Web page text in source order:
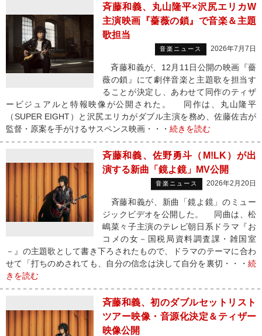
斉藤和義、丸山隆平×沢尻エリカW
主演映画『薔薇の鎖』で音楽＆主題
歌担当
音楽ニュース 2026年7月7日
斉藤和義が、12月11日公開の映画『薔
薇の鎖』にて劇伴音楽と主題歌を担当す
ることが決定し、あわせて同作のティザ
ービジュアルと特報映像が公開された。 同作は、丸山隆平
（SUPER EIGHT）と沢尻エリカがダブル主演を務め、佐藤佐吉が
監督・原案を手がけるサスペンス映画・・・ 続きを読む
斉藤和義、佐野勇斗（M!LK）が出
演する新曲「鏡よ鏡」MV公開
音楽ニュース 2026年2月20日
斉藤和義が、新曲「鏡よ鏡」のミュー
ジックビデオを公開した。 同曲は、松
嶋菜々子主演のテレビ朝日系ドラマ『お
コメの女－国税局資料調査課・雑国室
－』の主題歌として書き下ろされたもので、ドラマのテーマに合わ
せて「打ちのめされても、自分の信念は決して自分を裏切・・・ 続
きを読む
斉藤和義、初のダブルセットリスト
ツアー映像・音源化決定＆ティザー
映像公開